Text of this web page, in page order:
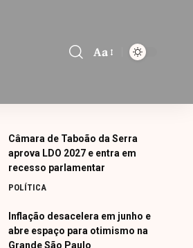
Font
Aa
Câmara de Taboão da Serra
aprova LDO 2027 e entra em
recesso parlamentar
POLÍTICA
Inflação desacelera em junho e
abre espaço para otimismo na
Grande São Paulo